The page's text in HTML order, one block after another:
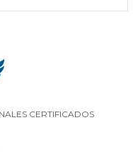
CERTIFICADOS